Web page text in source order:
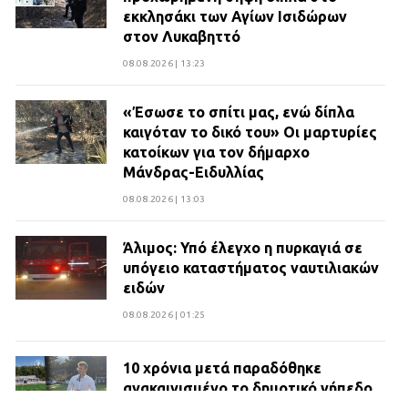
εκκλησάκι των Αγίων Ισιδώρων
στον Λυκαβηττό
08.08.2026 | 13:23
«Έσωσε το σπίτι μας, ενώ δίπλα
καιγόταν το δικό του» Οι μαρτυρίες
κατοίκων για τον δήμαρχο
Μάνδρας-Ειδυλλίας
08.08.2026 | 13:03
Άλιμος: Υπό έλεγχο η πυρκαγιά σε
υπόγειο καταστήματος ναυτιλιακών
ειδών
08.08.2026 | 01:25
10 χρόνια μετά παραδόθηκε
ανακαινισμένο το δημοτικό γήπεδο